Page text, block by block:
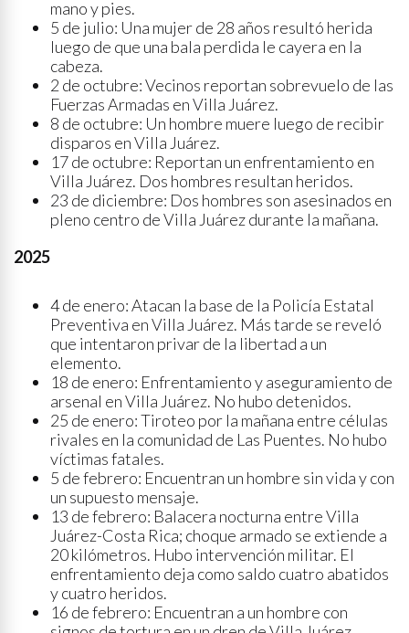
mano y pies.
5 de julio: Una mujer de 28 años resultó herida
luego de que una bala perdida le cayera en la
cabeza.
2 de octubre: Vecinos reportan sobrevuelo de las
Fuerzas Armadas en Villa Juárez.
8 de octubre: Un hombre muere luego de recibir
disparos en Villa Juárez.
17 de octubre: Reportan un enfrentamiento en
Villa Juárez. Dos hombres resultan heridos.
23 de diciembre: Dos hombres son asesinados en
pleno centro de Villa Juárez durante la mañana.
2025
4 de enero: Atacan la base de la Policía Estatal
Preventiva en Villa Juárez. Más tarde se reveló
que intentaron privar de la libertad a un
elemento.
18 de enero: Enfrentamiento y aseguramiento de
arsenal en Villa Juárez. No hubo detenidos.
25 de enero: Tiroteo por la mañana entre células
rivales en la comunidad de Las Puentes. No hubo
víctimas fatales.
5 de febrero: Encuentran un hombre sin vida y con
un supuesto mensaje.
13 de febrero: Balacera nocturna entre Villa
Juárez-Costa Rica; choque armado se extiende a
20 kilómetros. Hubo intervención militar. El
enfrentamiento deja como saldo cuatro abatidos
y cuatro heridos.
16 de febrero: Encuentran a un hombre con